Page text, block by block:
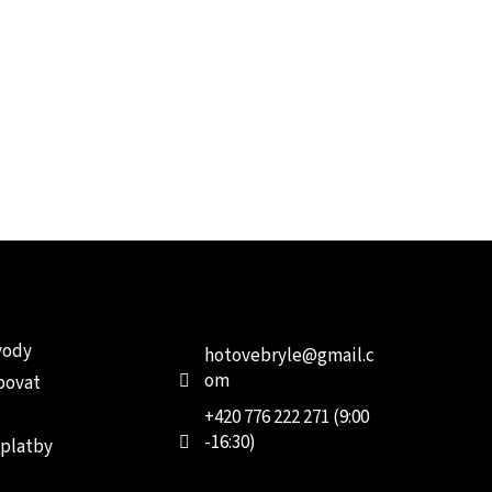
hotovebryle@gmail.c
om
+420 776 222 271 (9:00
-16:30)